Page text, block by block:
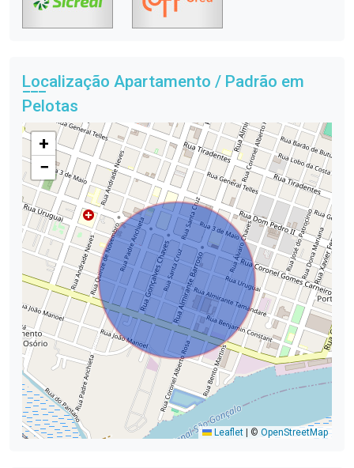
Localização Apartamento / Padrão em
Pelotas
+
−
Leaflet | © OpenStreetMap